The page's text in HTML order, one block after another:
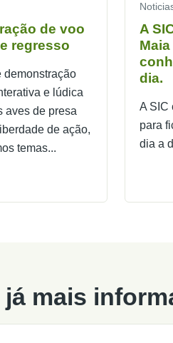
de voo
regresso
demonstração
e lúdica
aves de presa
de ação,
temas...
A
dia.
A SIC
para
dia a
mais